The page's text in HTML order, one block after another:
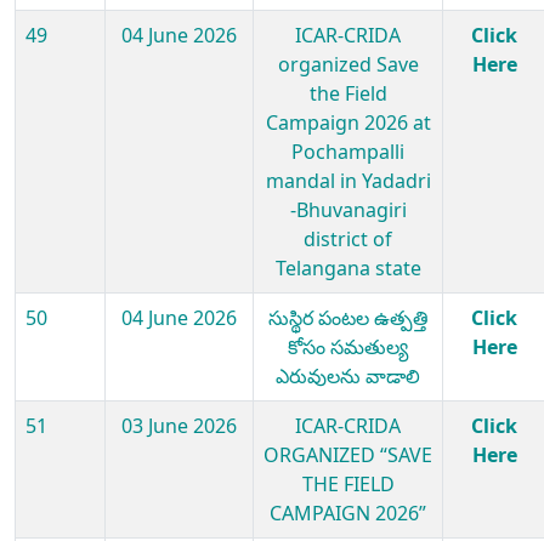
49 04 June 2026
ICAR-CRIDA
organized Save
the Field
Campaign 2026 at
Pochampalli
mandal in Yadadri
-Bhuvanagiri
district of
Telangana state
Click
Here
50 04 June 2026
సుస్థిర పంటల ఉత్పత్తి
కోసం సమతుల్య
ఎరువులను వాడాలి
Click
Here
51 03 June 2026
ICAR-CRIDA
ORGANIZED “SAVE
THE FIELD
CAMPAIGN 2026”
Click
Here